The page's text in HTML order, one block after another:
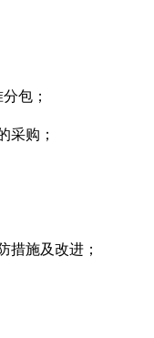
包；
采购；
措施及改进；